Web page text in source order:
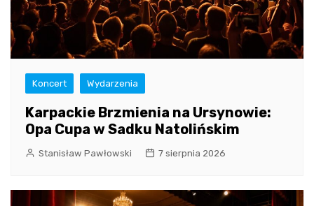
Koncert Wydarzenia
Karpackie Brzmienia na Ursynowie:
Opa Cupa w Sadku Natolińskim
Stanisław Pawłowski 7 sierpnia 2026